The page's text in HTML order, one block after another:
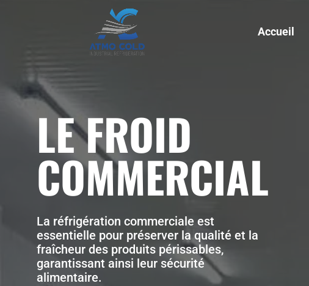
Accueil
LE FROID
COMMERCIAL
La réfrigération commerciale est
essentielle pour préserver la qualité et la
fraîcheur des produits périssables,
garantissant ainsi leur sécurité
alimentaire.